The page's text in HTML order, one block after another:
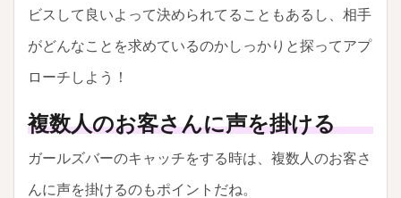
ビスして良いよって決められてることもあるし、相手
がどんなことを求めているのかしっかりと探ってアプ
ローチしよう！
複数人のお客さんに声を掛ける
ガールズバーのキャッチをする時は、複数人のお客さ
んに声を掛けるのもポイントだね。